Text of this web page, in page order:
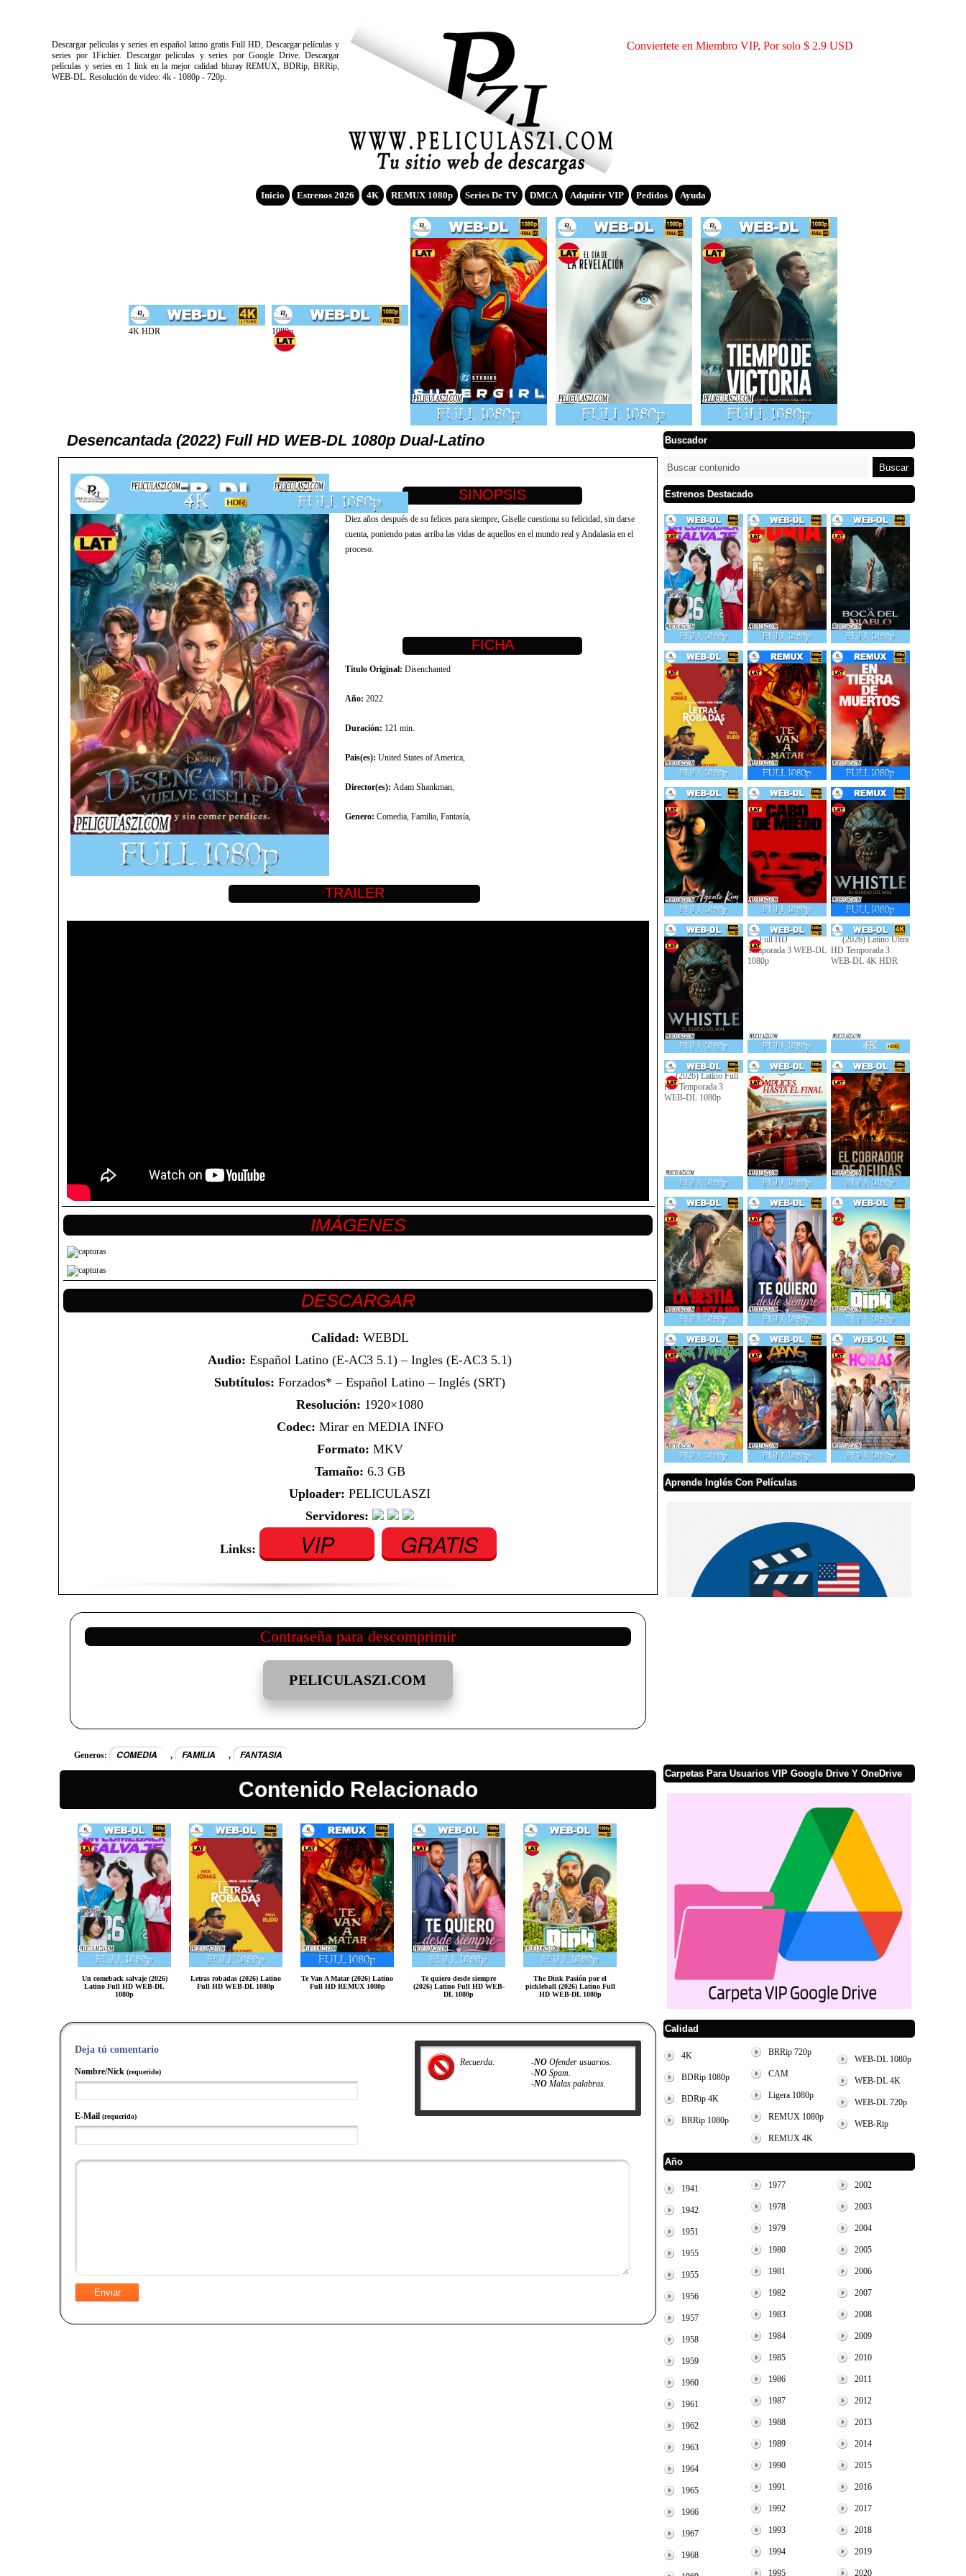
Descargar películas y series en español latino gratis Full HD, Descargar películas y
series por 1Fichier. Descargar películas y series por Google Drive. Descargar
películas y series en 1 link en la mejor calidad bluray REMUX, BDRip, BRRip,
WEB-DL. Resolución de video: 4k - 1080p - 720p.
Conviertete en Miembro VIP, Por solo $ 2.9 USD
Inicio Estrenos 2026 4K REMUX 1080p Series De TV DMCA Adquirir VIP Pedidos Ayuda
Desencantada (2022) Full HD WEB-DL 1080p Dual-Latino
Diez años después de su felices para siempre, Giselle cuestiona su felicidad, sin darse
cuenta, poniendo patas arriba las vidas de aquellos en el mundo real y Andalasia en el
proceso.
Título Original: Disenchanted
Año: 2022
Duración: 121 min.
Pais(es): United States of America,
Director(es): Adam Shankman,
Genero: Comedia, Familia, Fantasía,
Calidad: WEBDL
Audio: Español Latino (E-AC3 5.1) – Ingles (E-AC3 5.1)
Subtítulos: Forzados* – Español Latino – Inglés (SRT)
Resolución: 1920×1080
Codec: Mirar en MEDIA INFO
Formato: MKV
Tamaño: 6.3 GB
Uploader: PELICULASZI
Servidores:
Links: VIP GRATIS
Contraseña para descomprimir
PELICULASZI.COM
Generos: COMEDIA , FAMILIA , FANTASIA
Contenido Relacionado
Un comeback salvaje (2026)
Latino Full HD WEB-DL
1080p
Letras robadas (2026) Latino
Full HD WEB-DL 1080p
Te Van A Matar (2026) Latino
Full HD REMUX 1080p
Te quiero desde siempre
(2026) Latino Full HD WEB-
DL 1080p
The Dink Pasión por el
pickleball (2026) Latino Full
HD WEB-DL 1080p
Recuerda: -NOOfender usuarios.
-NOSpam.
-NOMalas palabras.
Deja tú comentario
Nombre/Nick (requerido)
E-Mail (requerido)
Buscador
Estrenos Destacado
Aprende Inglés Con Películas
Carpetas Para Usuarios VIP Google Drive Y OneDrive
Calidad
4K
BDRip 1080p
BDRip 4K
BRRip 1080p
BRRip 720p
CAM
Ligera 1080p
REMUX 1080p
REMUX 4K
WEB-DL 1080p
WEB-DL 4K
WEB-DL 720p
WEB-Rip
Año
1941
1942
1951
1955
1955
1956
1957
1958
1959
1960
1961
1962
1963
1964
1965
1966
1967
1968
1977
1978
1979
1980
1981
1982
1983
1984
1985
1986
1987
1988
1989
1990
1991
1992
1993
1994
1995
2002
2003
2004
2005
2006
2007
2008
2009
2010
2011
2012
2013
2014
2015
2016
2017
2018
2019
2020